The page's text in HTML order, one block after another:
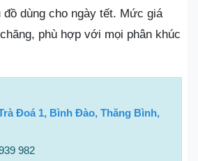
đồ dùng cho ngày tết. Mức giá
phù hợp với mọi phân khúc
Đoá 1, Bình Đào, Thăng Bình,
982